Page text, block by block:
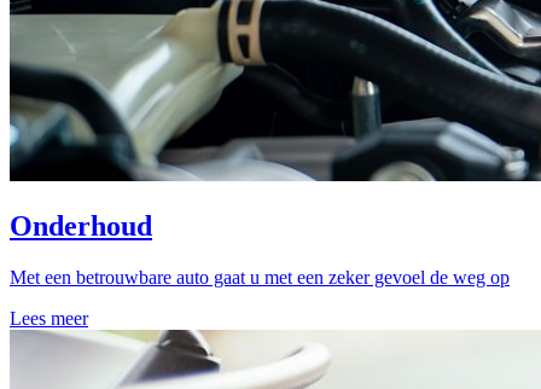
Onderhoud
Met een betrouwbare auto gaat u met een zeker gevoel de weg op
Lees meer